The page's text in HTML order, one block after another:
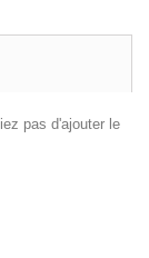
pas d'ajouter le